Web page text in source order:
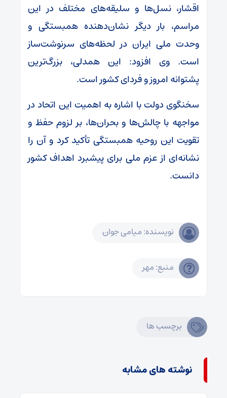
اقشار، نسل‌ها و سلیقه‌های مختلف در این
مراسم، بار دیگر نشان‌دهنده همبستگی و
وحدت ملی ایران در لحظه‌های سرنوشت‌ساز
است. وی افزود: این همدلی، بزرگ‌ترین
پشتوانه امروز و فردای کشور است.
سخنگوی دولت با اشاره به اهمیت این اتحاد در
مواجهه با چالش‌ها و بحران‌ها، بر لزوم حفظ و
تقویت این روحیه همبستگی تأکید کرد و آن را
نشانه‌ای از عزم ملی برای پیشبرد اهداف کشور
دانست.
نویسنده: میامی جوان
منبع: مهر
برچسب ها
نوشته های مشابه